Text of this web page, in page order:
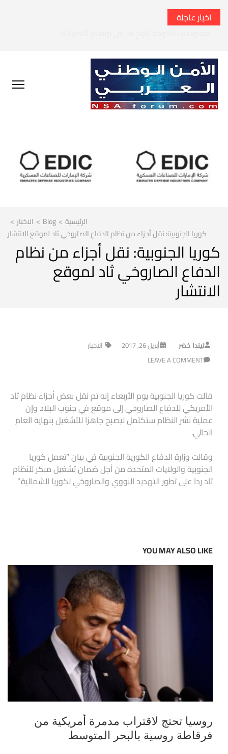
اخبار عاجلة
الرئيسية >
Blog
> الاخبار >
كوريا الجنوبية: نقل أجزاء من نظام الدفاع الصاروخي ثاد لموقع الانتشار
كوريا الجنوبية: نقل أجزاء من نظام
الدفاع الصاروخي ثاد لموقع
الانتشار
ليندا خضر أبريل 26, 2017
الاخبار
LEAVE A COMMENT
قالت كوريا الجنوبية يوم الأربعاء إنه تم نقل بعض أجزاء نظام ثاد
الأمريكي للدفاع الصاروخي إلى موقع في جنوب البلاد وإن
عملية نشر النظام ستكتمل ليصبح جاهزا للتشغيل بنهاية العام
الحالي.
وقالت وزارة الدفاع الكورية الجنوبية في بيان “تعمل كوريا
الجنوبية والولايات المتحدة من أجل ضمان تشغيل مبكر للنظام
ثاد ردا على تطور التهديد النووي والصاروخي لكوريا الشمالية.”
YOU MAY ALSO LIKE
روسيا تحتج لاقتراب مدمرة أمريكية من
فرقاطة روسية بالبحر المتوسط